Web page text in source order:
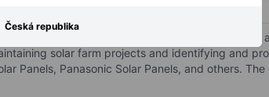
Česká republika
The United States business includes the sale
solar farm projects and identifying and
Panels, Panasonic Solar Panels, and others.